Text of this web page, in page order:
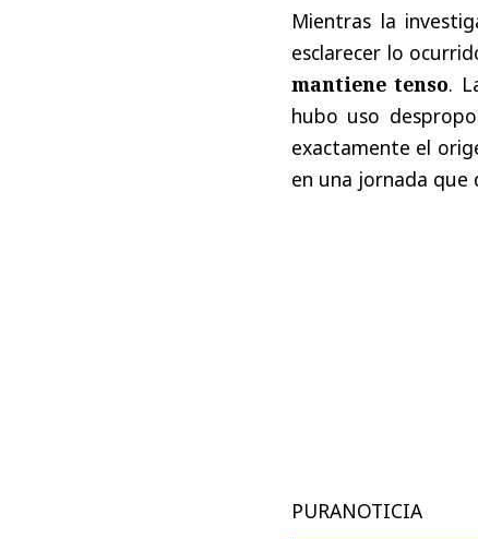
Mientras la
esclarecer lo
mantiene tenso.
hubo uso
exactamente el
en una jornada
PURANOTICIA